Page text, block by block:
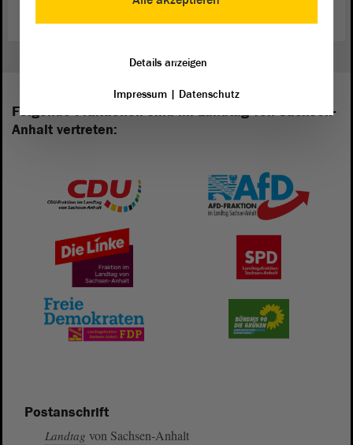
Folgende Fraktionen sind im Landtag von Sachsen-
Anhalt vertreten:
Postanschrift
Landtag von Sachsen-Anhalt
Details anzeigen
Impressum| Datenschutz